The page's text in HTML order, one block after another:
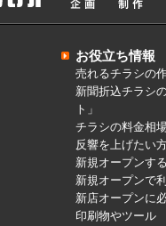
お役立ち情報
売れるチラシの
新聞折込チラシ
ト」
チラシの料金相
反響を上げたい
新規オープンす
新規オープンで
新店オープンに
印刷物やツール